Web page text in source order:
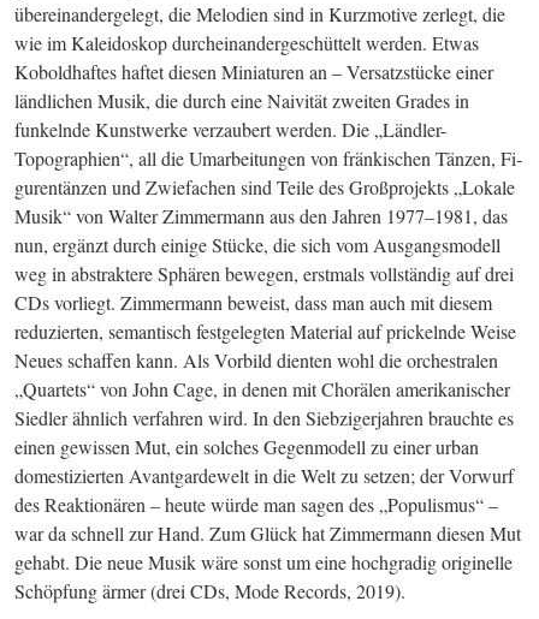
übereinandergelegt, die Melodien sind in Kurzmotive zerlegt, die
wie im Kaleidoskop durch­ein­andergeschüttelt werden. Etwas
Koboldhaftes haftet diesen Miniaturen an – Versatzstücke einer
ländlichen Musik, die durch eine Naivität zweiten Grades in
funkelnde Kunstwerke verzaubert werden. Die „Ländler-
Topographien“, all die Umarbeitungen von fränkischen Tänzen, Fi­
gu­rentänzen und Zwiefachen sind Teile des Großprojekts „Lokale
Musik“ von Walter Zimmermann aus den Jahren 1977–1981, das
nun, ergänzt durch einige Stücke, die sich vom Ausgangsmodell
CDs vorliegt. Zimmermann beweist, dass man auch mit diesem
reduzierten, semantisch festgelegten Material auf prickelnde Weise
Neues schaffen kann. Als Vorbild dienten wohl die orchestralen
„Quartets“ von John Cage, in denen mit Chorälen amerikanischer
Siedler ähnlich verfahren wird. In den Siebzigerjahren brauchte es
einen gewissen Mut, ein solches Gegenmodell zu einer urban
domestizierten Avantgarde­welt in die Welt zu setzen; der Vorwurf
des Re­aktionären – heute würde man sagen des „Populismus“ –
war da schnell zur Hand. Zum Glück hat Zimmermann diesen Mut
gehabt. Die neue Musik wäre sonst um eine hochgradig originelle
Schöpfung ärmer (drei CDs, Mode Records, 2019).